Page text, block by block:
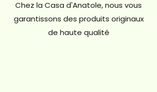
Chez la Casa d'Anatole, nous vous
garantissons des produits originaux
de haute qualité